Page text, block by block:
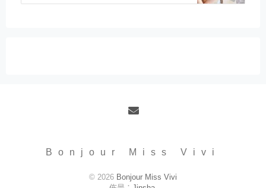
Bonjour Miss Vivi
© 2026 Bonjour Miss Vivi